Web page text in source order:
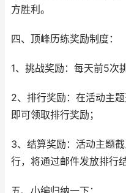
方胜利。
四、顶峰历练奖励制度：
1、挑战奖励：每天前5次
2、排行奖励：在活动主
即可领取排行奖励；
3、结算奖励：活动主题
行，将通过邮件发放排行